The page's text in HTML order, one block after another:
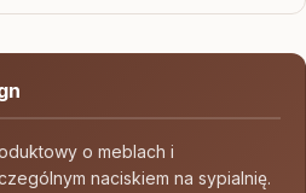
o meblach i
naciskiem na sypialnię.